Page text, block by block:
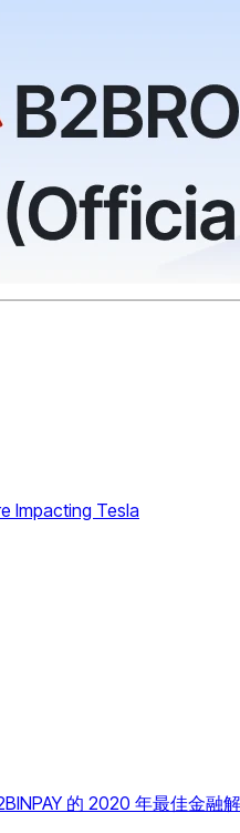
Impacting Tesla
的 2020 年最佳金融